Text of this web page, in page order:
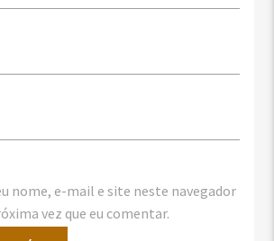
nome, e-mail e site neste navegador
vez que eu comentar.